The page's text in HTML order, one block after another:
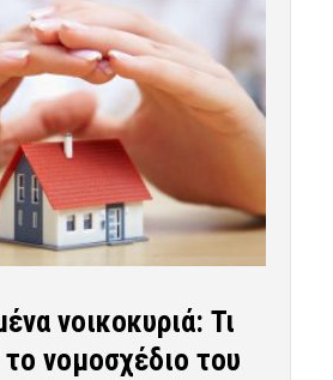
νοικοκυριά: Τι
νομοσχέδιο του